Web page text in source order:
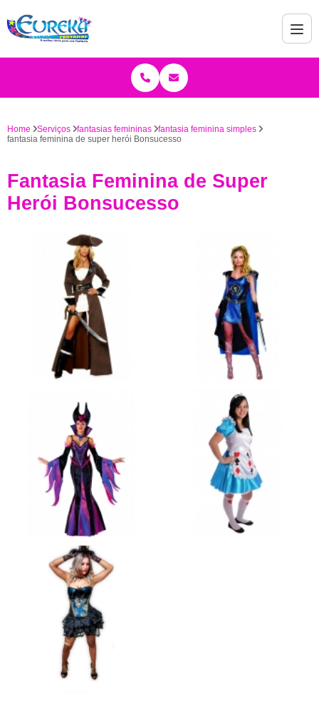
Home Serviços fantasias femininas
fantasia feminina simples
fantasia feminina de super herói Bonsucesso
Fantasia Feminina de Super
Herói Bonsucesso